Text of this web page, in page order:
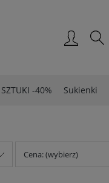
-40% Sukienki
Cena: (wybierz)